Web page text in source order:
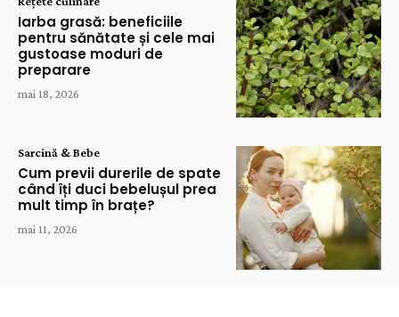
Iarba grasă: beneficiile
pentru sănătate și cele mai
gustoase moduri de
preparare
mai 18, 2026
Sarcină & Bebe
Cum previi durerile de spate
când îți duci bebelușul prea
mult timp în brațe?
mai 11, 2026